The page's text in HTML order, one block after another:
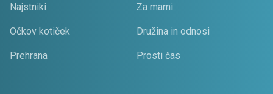
Najstniki Za mami
Očkov kotiček Družina in odnosi
Prehrana Prosti čas